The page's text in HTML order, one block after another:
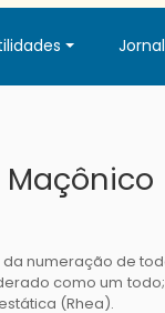
Jornal
Maçônico
numeração de
como um
(Rhea).